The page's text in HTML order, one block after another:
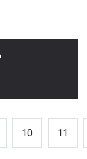
10 11